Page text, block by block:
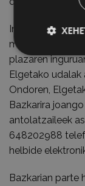
Intxortako
miliziarrei
plazaren
Elgetako udalak
Ondoren,
Bazkarira
antolatzaileek
648202988
helbide
Bazkarian parte